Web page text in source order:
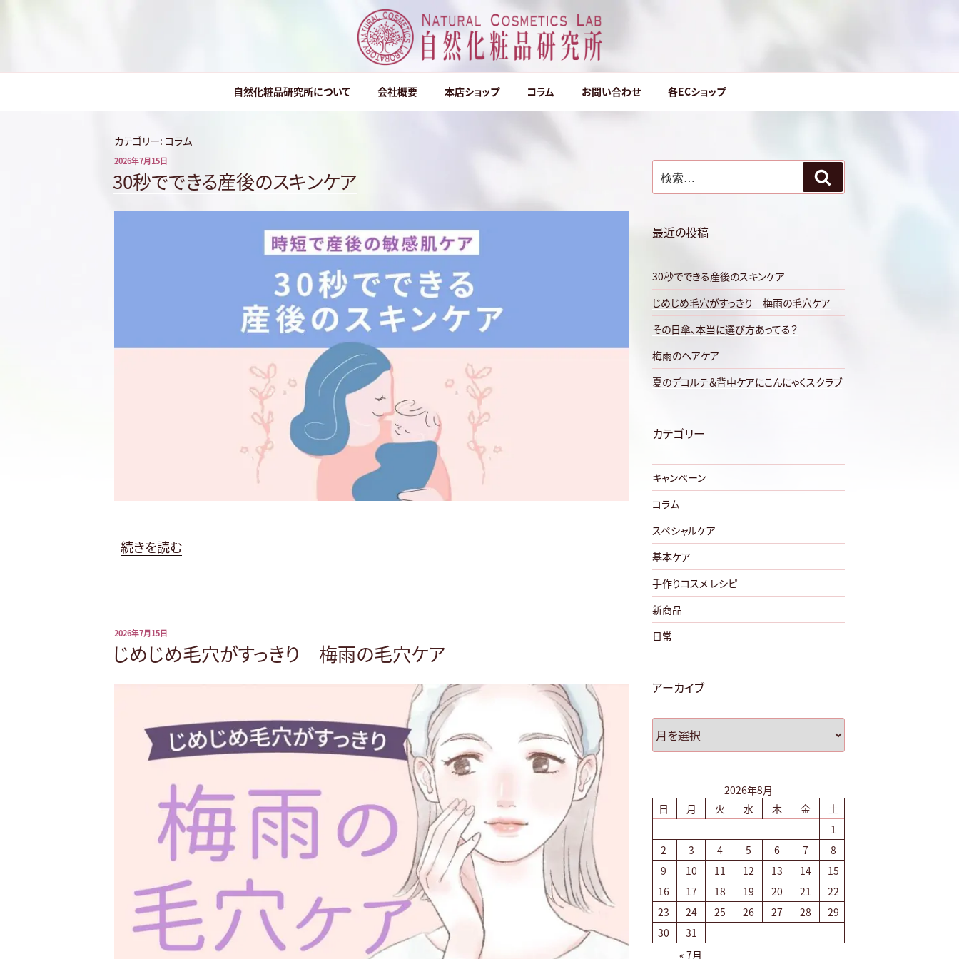
ツ
ス
株式会社 自然化粧品研究所
自然化粧品研究所について 会社概要 本店ショップ コラム お問い合わせ 各ECショップ
カテゴリー: コラム
投
日:
2026年7月15日
30秒でできる産後のスキンケア
“30
る
産
後
続きを読む
投
稿
日:
2026年7月15日
じめじめ毛穴がすっきり 梅雨の毛穴ケア
索:
索
最近の投稿
30秒でできる産後のスキンケア
じめじめ毛穴がすっきり 梅雨の毛穴ケア
その日傘、本当に選び方あってる？
梅雨のヘアケア
夏のデコルテ＆背中ケアにこんにゃくスクラブ
カテゴリー
キャンペーン
コラム
スペシャルケア
基本ケア
手作りコスメ レシピ
新商品
日常
アーカイブ
ー
カ
2026年8月
日
月 火 水 木 金
土
1
2
3 4 5 6 7
8
9
10 11 12 13 14
15
16
17 18 19 20 21
22
23
24 25 26 27 28
29
30
31
« 7月